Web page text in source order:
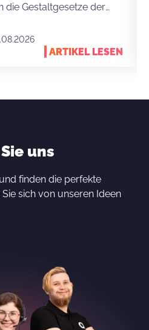
die Gestaltgesetze der
warum Nutzer
und eine Website
ARTIKEL LESEN
uns
finden die perfekte
sich von unseren Ideen